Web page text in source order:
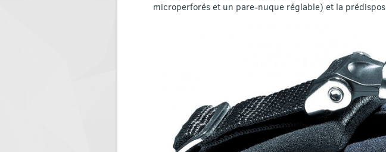
microperforés et un pare-nuque réglable) et la